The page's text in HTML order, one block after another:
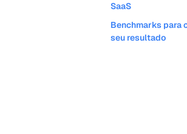
SaaS
Benchmarks para
seu resultado